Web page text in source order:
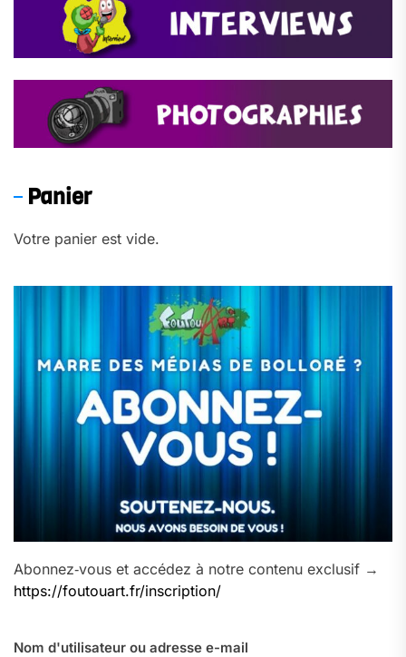
Panier
Votre panier est vide.
Abonnez‑vous et accédez à notre contenu exclusif →
https://foutouart.fr/inscription/
Nom d'utilisateur ou adresse e-mail